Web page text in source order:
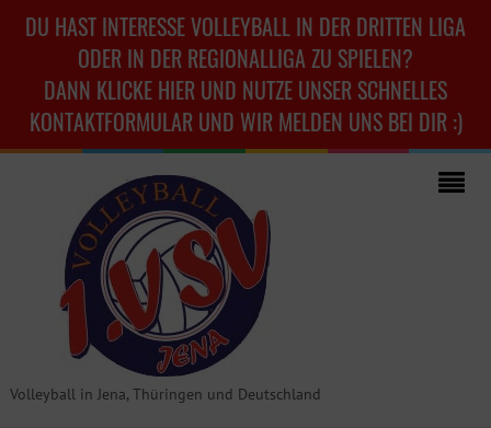
DU HAST INTERESSE VOLLEYBALL IN DER DRITTEN LIGA
ODER IN DER REGIONALLIGA ZU SPIELEN?
DANN KLICKE HIER UND NUTZE UNSER SCHNELLES
KONTAKTFORMULAR UND WIR MELDEN UNS BEI DIR :)
Volleyball in Jena, Thüringen und Deutschland